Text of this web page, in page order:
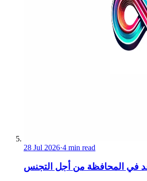
28 Jul 2026·4 min read
في المحافظة من أجل التجنس